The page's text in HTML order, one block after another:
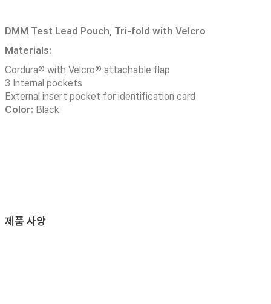
DMM Test Lead Pouch, Tri-fold with Velcro
Materials:
Cordura® with Velcro® attachable flap
3 Internal pockets
External insert pocket for identification card
Color: Black
제품 사양